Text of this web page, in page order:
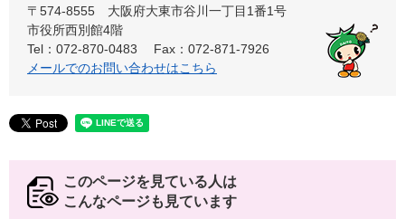
〒574-8555 大阪府大東市谷川一丁目1番1号
市役所西別館4階
Tel：072-870-0483
Fax：072-871-7926
メールでのお問い合わせはこちら
このページを見ている人は
こんなページも見ています